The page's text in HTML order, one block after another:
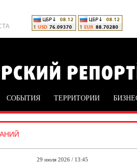
СОБЫТИЯ ТЕРРИТОРИИ
29 июля 2026 / 13:45